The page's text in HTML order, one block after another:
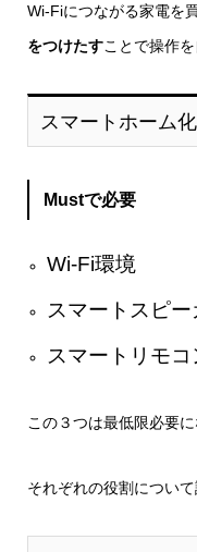
Wi-Fiにつながる家電を
をつけたすことで操作
スマートホーム
Mustで必要
Wi-Fi環境
スマートスピー
スマートリモコ
この３つは最低限必要
それぞれの役割について